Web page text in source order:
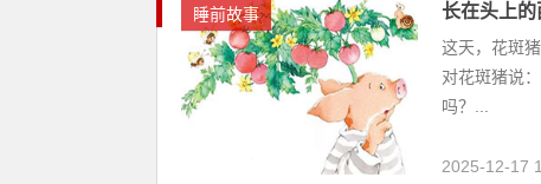
睡前故事 长在头上的
这天，花斑
对花斑猪说
吗？...
2025-12-17